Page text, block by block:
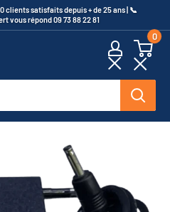
clients satisfaits depuis + de 25 ans | 📞​
vous répond 09 73 88 22 81
0